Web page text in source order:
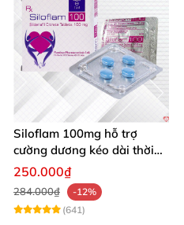
Siloflam 100mg hỗ trợ
cường dương kéo dài thời
gian xuất tinh sớm Nam giới
250.000₫
284.000₫
-12%
(641)